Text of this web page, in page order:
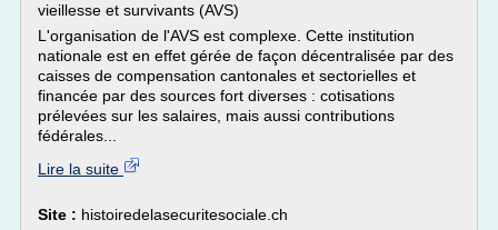
vieillesse et survivants (AVS)
L'organisation de l'AVS est complexe. Cette institution
nationale est en effet gérée de façon décentralisée par des
caisses de compensation cantonales et sectorielles et
financée par des sources fort diverses : cotisations
prélevées sur les salaires, mais aussi contributions
fédérales...
Lire la suite
Site : histoiredelasecuritesociale.ch